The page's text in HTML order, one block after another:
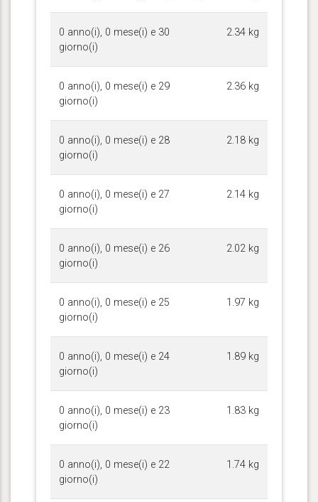
0 anno(i), 0 mese(i) e 30
giorno(i)
2.34 kg
0 anno(i), 0 mese(i) e 29
giorno(i)
2.36 kg
0 anno(i), 0 mese(i) e 28
giorno(i)
2.18 kg
0 anno(i), 0 mese(i) e 27
giorno(i)
2.14 kg
0 anno(i), 0 mese(i) e 26
giorno(i)
2.02 kg
0 anno(i), 0 mese(i) e 25
giorno(i)
1.97 kg
0 anno(i), 0 mese(i) e 24
giorno(i)
1.89 kg
0 anno(i), 0 mese(i) e 23
giorno(i)
1.83 kg
0 anno(i), 0 mese(i) e 22
giorno(i)
1.74 kg